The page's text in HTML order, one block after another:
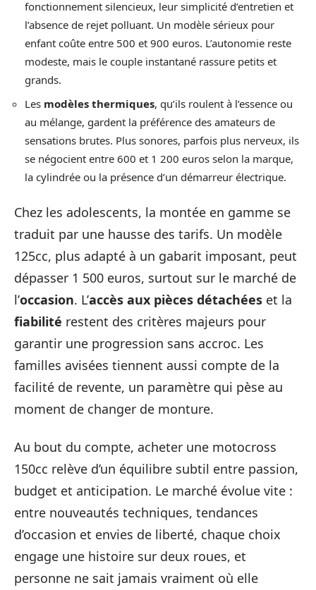
fonctionnement silencieux, leur simplicité d’entretien et
l’absence de rejet polluant. Un modèle sérieux pour
enfant coûte entre 500 et 900 euros. L’autonomie reste
modeste, mais le couple instantané rassure petits et
grands.
Les modèles thermiques, qu’ils roulent à l’essence ou
au mélange, gardent la préférence des amateurs de
sensations brutes. Plus sonores, parfois plus nerveux, ils
se négocient entre 600 et 1 200 euros selon la marque,
la cylindrée ou la présence d’un démarreur électrique.
Chez les adolescents, la montée en gamme se
traduit par une hausse des tarifs. Un modèle
125cc, plus adapté à un gabarit imposant, peut
dépasser 1 500 euros, surtout sur le marché de
l’occasion. L’accès aux pièces détachées et la
fiabilité restent des critères majeurs pour
garantir une progression sans accroc. Les
familles avisées tiennent aussi compte de la
facilité de revente, un paramètre qui pèse au
moment de changer de monture.
Au bout du compte, acheter une motocross
150cc relève d’un équilibre subtil entre passion,
budget et anticipation. Le marché évolue vite :
entre nouveautés techniques, tendances
d’occasion et envies de liberté, chaque choix
engage une histoire sur deux roues, et
personne ne sait jamais vraiment où elle